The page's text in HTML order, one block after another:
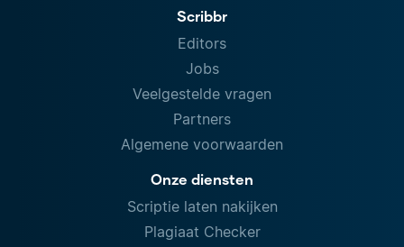
Scribbr
Editors
Jobs
Veelgestelde vragen
Partners
Algemene voorwaarden
Onze diensten
Scriptie laten nakijken
Plagiaat Checker